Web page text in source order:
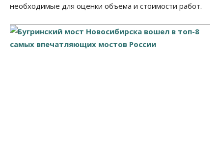
необходимые для оценки объема и стоимости работ.